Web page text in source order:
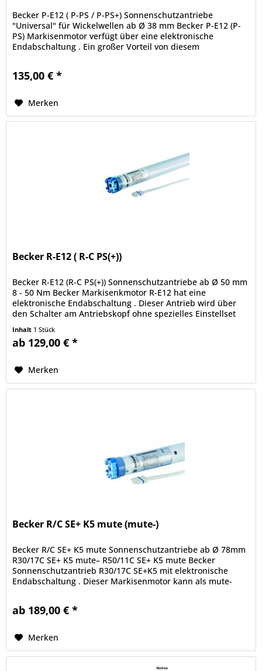
Becker P-E12 ( P-PS / P-PS+) Sonnenschutzantriebe
"Universal" für Wickelwellen ab Ø 38 mm Becker P-E12 (P-
PS) Markisenmotor verfügt über eine elektronische
Endabschaltung . Ein großer Vorteil von diesem
135,00 € *
Merken
Becker R-E12 ( R-C PS(+))
Becker R-E12 (R-C PS(+)) Sonnenschutzantriebe ab Ø 50 mm
8 - 50 Nm Becker Markisenkmotor R-E12 hat eine
elektronische Endabschaltung . Dieser Antrieb wird über
den Schalter am Antriebskopf ohne spezielles Einstellset
Inhalt 1 Stück
ab 129,00 € *
Merken
Becker R/C SE+ K5 mute (mute-)
Becker R/C SE+ K5 mute Sonnenschutzantriebe ab Ø 78mm
R30/17C SE+ K5 mute– R50/11C SE+ K5 mute Becker
Sonnenschutzantrieb R30/17C SE+K5 mit elektronische
Endabschaltung . Dieser Markisenmotor kann als mute-
ab 189,00 € *
Merken